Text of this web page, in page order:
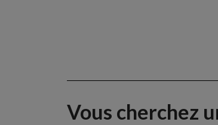
Vous cherchez